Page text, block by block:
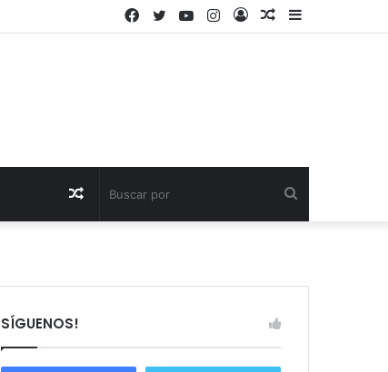
Barra
Publicación
Acceso
Instagram
YouTube
Twitter
Facebook
Publicación
SÍGUENOS!